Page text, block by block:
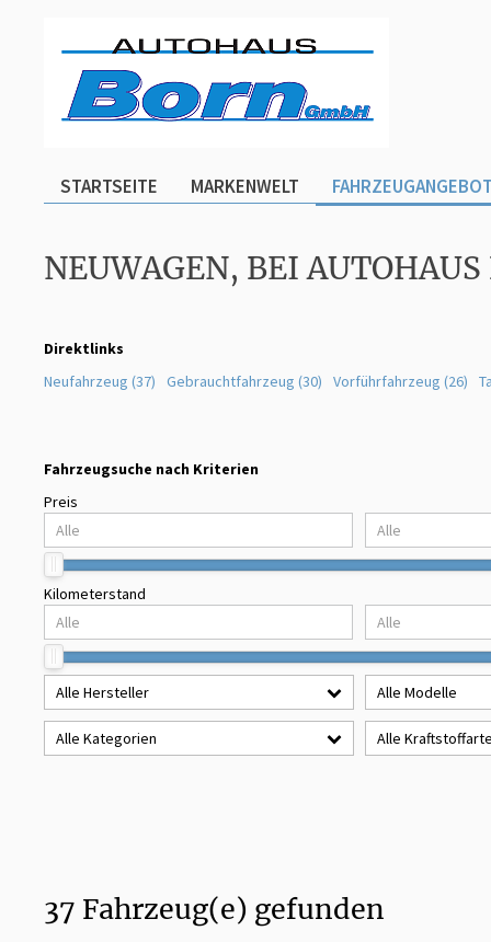
STARTSEITE MARKENWELT
NEUWAGEN, BEI
Direktlinks
Neufahrzeug (37)
Gebrauchtfahrzeug (30) Vorführfahrzeug (26)
Fahrzeugsuche nach Kriterien
Preis
Kilometerstand
Alle Hersteller Alle Modelle
Alle Kategorien Alle
37 Fahrzeug(e) gefunden